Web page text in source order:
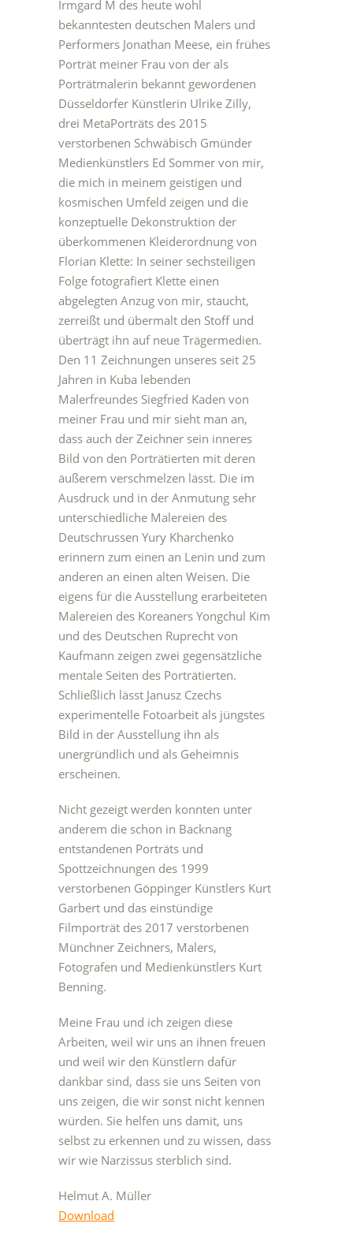
Irmgard M des heute wohl
bekanntesten deutschen Malers und
Performers Jonathan Meese, ein frühes
Porträt meiner Frau von der als
Porträtmalerin bekannt gewordenen
Düsseldorfer Künstlerin Ulrike Zilly,
drei MetaPorträts des 2015
verstorbenen Schwäbisch Gmünder
Medienkünstlers Ed Sommer von mir,
die mich in meinem geistigen und
kosmischen Umfeld zeigen und die
konzeptuelle Dekonstruktion der
überkommenen Kleiderordnung von
Florian Klette: In seiner sechsteiligen
Folge fotografiert Klette einen
abgelegten Anzug von mir, staucht,
zerreißt und übermalt den Stoff und
überträgt ihn auf neue Trägermedien.
Den 11 Zeichnungen unseres seit 25
Jahren in Kuba lebenden
Malerfreundes Siegfried Kaden von
meiner Frau und mir sieht man an,
dass auch der Zeichner sein inneres
Bild von den Porträtierten mit deren
äußerem verschmelzen lässt. Die im
Ausdruck und in der Anmutung sehr
unterschiedliche Malereien des
Deutschrussen Yury Kharchenko
erinnern zum einen an Lenin und zum
anderen an einen alten Weisen. Die
eigens für die Ausstellung erarbeiteten
Malereien des Koreaners Yongchul Kim
und des Deutschen Ruprecht von
Kaufmann zeigen zwei gegensätzliche
mentale Seiten des Porträtierten.
Schließlich lässt Janusz Czechs
experimentelle Fotoarbeit als jüngstes
Bild in der Ausstellung ihn als
unergründlich und als Geheimnis
erscheinen.
Nicht gezeigt werden konnten unter
anderem die schon in Backnang
entstandenen Porträts und
Spottzeichnungen des 1999
verstorbenen Göppinger Künstlers Kurt
Garbert und das einstündige
Filmporträt des 2017 verstorbenen
Münchner Zeichners, Malers,
Fotografen und Medienkünstlers Kurt
Benning.
Meine Frau und ich zeigen diese
Arbeiten, weil wir uns an ihnen freuen
und weil wir den Künstlern dafür
dankbar sind, dass sie uns Seiten von
uns zeigen, die wir sonst nicht kennen
würden. Sie helfen uns damit, uns
selbst zu erkennen und zu wissen, dass
wir wie Narzissus sterblich sind.
Helmut A. Müller
Download